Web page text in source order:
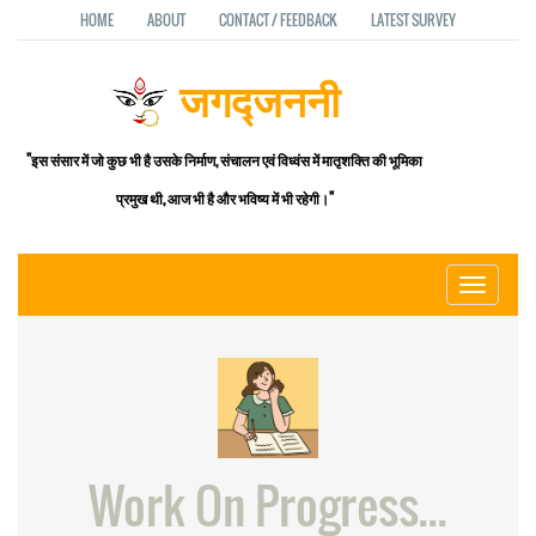
HOME ABOUT CONTACT / FEEDBACK LATEST SURVEY
जगद्जननी
"इस संसार में जो कुछ भी है उसके निर्माण, संचालन एवं विध्वंस में मातृशक्ति की भूमिका
प्रमुख थी, आज भी है और भविष्य में भी रहेगी।"
Toggle
Work On Progress...